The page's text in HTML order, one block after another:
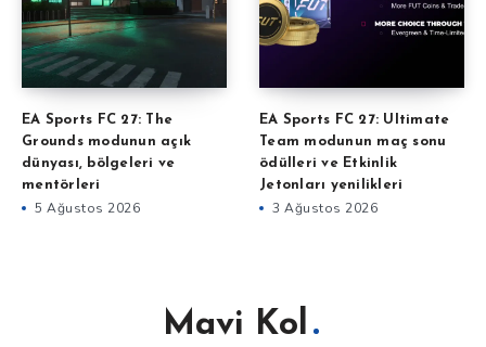
EA Sports FC 27: The
Grounds modunun açık
dünyası, bölgeleri ve
mentörleri
5 Ağustos 2026
EA Sports FC 27: Ultimate
Team modunun maç sonu
ödülleri ve Etkinlik
Jetonları yenilikleri
3 Ağustos 2026
Mavi Kol